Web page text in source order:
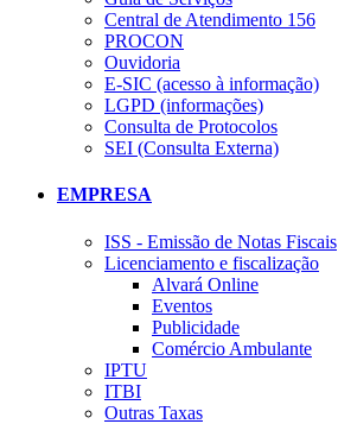
Central de Atendimento 156
PROCON
Ouvidoria
E-SIC (acesso à informação)
LGPD (informações)
Consulta de Protocolos
SEI (Consulta Externa)
EMPRESA
ISS - Emissão de Notas Fiscais
Licenciamento e fiscalização
Alvará Online
Eventos
Publicidade
Comércio Ambulante
IPTU
ITBI
Outras Taxas